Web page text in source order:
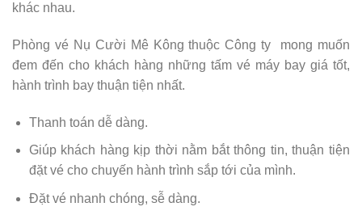
khác nhau.
Phòng vé Nụ Cười Mê Kông thuộc Công ty mong muốn
đem đến cho khách hàng những tấm vé máy bay giá tốt,
hành trình bay thuận tiện nhất.
Thanh toán dễ dàng.
Giúp khách hàng kịp thời nằm bắt thông tin, thuận tiện
đặt vé cho chuyến hành trình sắp tới của mình.
Đặt vé nhanh chóng, sễ dàng.